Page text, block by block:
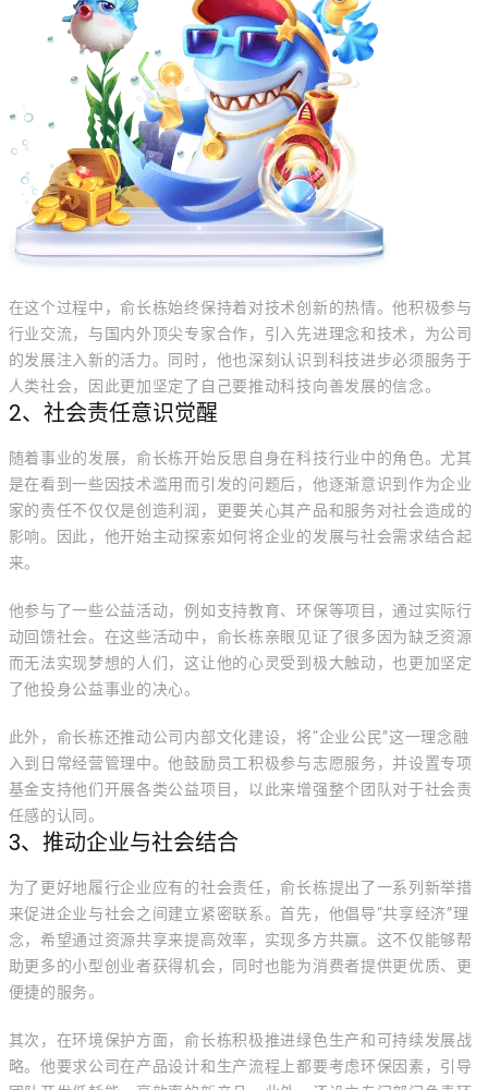
在这个过程中，俞长栋始终保持着对技术创新的热情。他积极参与
行业交流，与国内外顶尖专家合作，引入先进理念和技术，为公司
的发展注入新的活力。同时，他也深刻认识到科技进步必须服务于
人类社会，因此更加坚定了自己要推动科技向善发展的信念。
2、社会责任意识觉醒
随着事业的发展，俞长栋开始反思自身在科技行业中的角色。尤其
是在看到一些因技术滥用而引发的问题后，他逐渐意识到作为企业
家的责任不仅仅是创造利润，更要关心其产品和服务对社会造成的
影响。因此，他开始主动探索如何将企业的发展与社会需求结合起
来。
他参与了一些公益活动，例如支持教育、环保等项目，通过实际行
动回馈社会。在这些活动中，俞长栋亲眼见证了很多因为缺乏资源
而无法实现梦想的人们，这让他的心灵受到极大触动，也更加坚定
了他投身公益事业的决心。
此外，俞长栋还推动公司内部文化建设，将“企业公民”这一理念融
入到日常经营管理中。他鼓励员工积极参与志愿服务，并设置专项
基金支持他们开展各类公益项目，以此来增强整个团队对于社会责
任感的认同。
3、推动企业与社会结合
为了更好地履行企业应有的社会责任，俞长栋提出了一系列新举措
来促进企业与社会之间建立紧密联系。首先，他倡导“共享经济”理
念，希望通过资源共享来提高效率，实现多方共赢。这不仅能够帮
助更多的小型创业者获得机会，同时也能为消费者提供更优质、更
便捷的服务。
其次，在环境保护方面，俞长栋积极推进绿色生产和可持续发展战
略。他要求公司在产品设计和生产流程上都要考虑环保因素，引导